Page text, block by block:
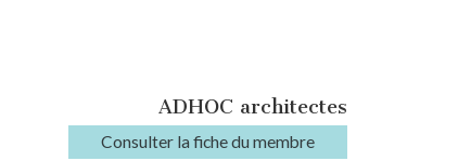
ADHOC architectes
Consulter la fiche du membre